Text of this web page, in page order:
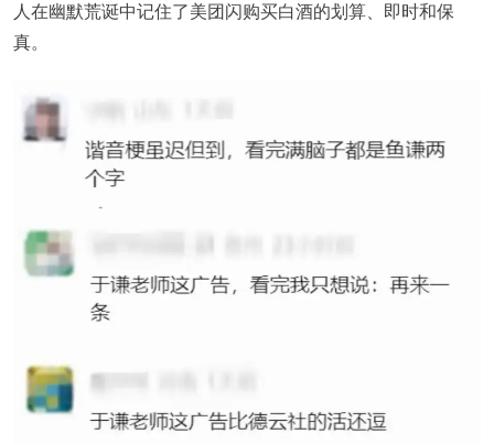
人在幽默荒诞中记住了美团闪购买白酒的划算、即时和保
真。